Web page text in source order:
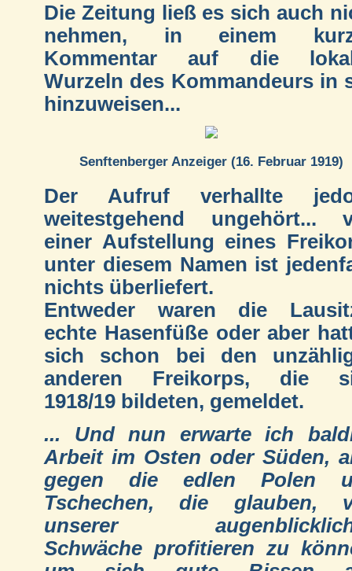
Die Zeitung ließ es sich auch
nehmen, in einem
Kommentar auf die
Wurzeln des Kommandeurs in
hinzuweisen...
Senftenberger Anzeiger (16. Februar 1919)
Der Aufruf verhallte
weitestgehend ungehört...
einer Aufstellung eines
unter diesem Namen ist
nichts überliefert.
Entweder waren die
echte Hasenfüße oder aber
sich schon bei den
anderen Freikorps, die
1918/19 bildeten, gemeldet.
... Und nun erwarte ich
Arbeit im Osten oder Süden,
gegen die edlen Polen
Tschechen, die glauben,
unserer
Schwäche profitieren zu